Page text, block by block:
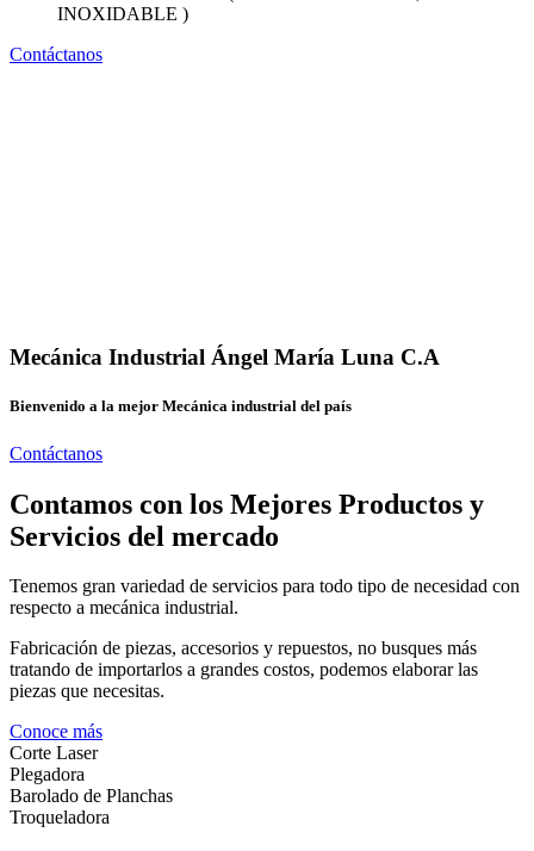
INOXIDABLE )
Contáctanos
Mecánica Industrial Ángel María Luna C.A
Bienvenido a la mejor Mecánica industrial del país
Contáctanos
Contamos con los Mejores Productos y
Servicios del mercado
Tenemos gran variedad de servicios para todo tipo de necesidad con
respecto a mecánica industrial.
Fabricación de piezas, accesorios y repuestos, no busques más
tratando de importarlos a grandes costos, podemos elaborar las
piezas que necesitas.
Conoce más
Corte Laser
Plegadora
Barolado de Planchas
Troqueladora